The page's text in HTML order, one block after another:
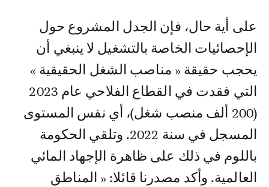
على أية حال، فإن الجدل المشروع حول
الإحصائيات الخاصة بالتشغيل لا ينبغي أن
يحجب حقيقة « مناصب الشغل الحقيقية »
التي فقدت في القطاع الفلاحي عام 2023
(200 ألف منصب شغل)، أي نفس المستوى
المسجل في سنة 2022. وتلقي الحكومة
باللوم في ذلك على ظاهرة الإجهاد المائي
العالمية. وأكد مصدرنا قائلا: « المناطق